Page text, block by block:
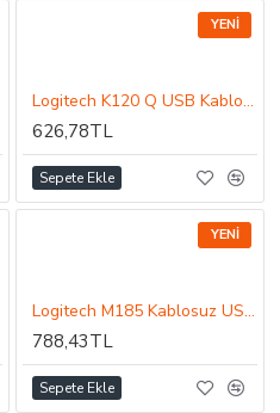
YENI
Logitech K120 Q USB Kablolu Klavye Siyah 920-002505
626,78TL
Sepete Ekle
YENI
Logitech M185 Kablosuz USB Mouse Gri/Siyah 910-002235
788,43TL
Sepete Ekle